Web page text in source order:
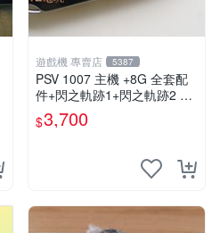
遊戲機 專賣店 5387
PSV 1007 主機 +8G 全套配
件+閃之軌跡1+閃之軌跡2 保
修一年 品質有保障
$3,700